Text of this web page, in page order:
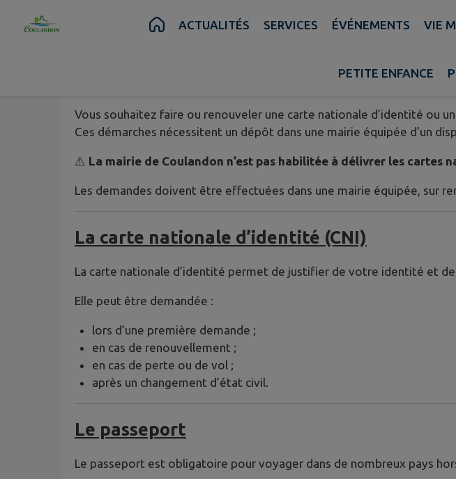
Contenu Recherche Pied de page
ACTUALITÉS SERVICES ÉVÉNEMENTS VIE
PETITE ENFANCE
CARTES D’IDENTITÉ ET
Cartes d’identité et passeports : démarches
Vous souhaitez faire ou renouveler une carte nationale d’identité ou
Ces démarches nécessitent un dépôt dans une mairie équipée d’un
⚠️ La mairie de Coulandon n’est pas habilitée à délivrer les cartes
Les demandes doivent être effectuées dans une mairie équipée, sur
La carte nationale d’identité (CNI)
La carte nationale d’identité permet de justifier de votre identité et
Elle peut être demandée :
lors d’une première demande ;
en cas de renouvellement ;
en cas de perte ou de vol ;
après un changement d’état civil.
Le passeport
Le passeport est obligatoire pour voyager dans de nombreux pays